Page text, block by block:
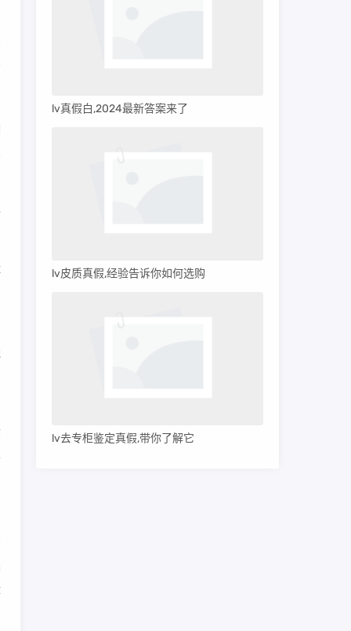
lv真假白,2024最新答案来了
lv皮质真假,经验告诉你如何选购
lv去专柜鉴定真假,带你了解它